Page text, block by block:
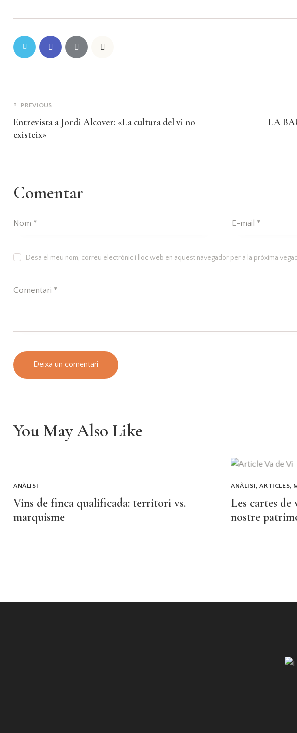
PREVIOUS
Entrevista a Jordi Alcover: «La cultura del vi no
existeix»
LA
Comentar
Desa el meu nom, correu electrònic i lloc web en aquest navegador per a la pròxima
You May Also Like
ANÀLISI
Vins de finca qualificada: territori vs.
marquisme
ANÀLISI,ARTICLES,
Les cartes
nostre